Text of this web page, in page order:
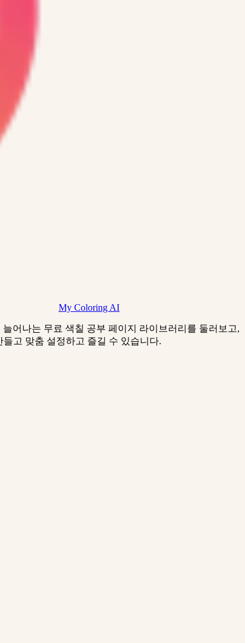
My Coloring AI
어나는 무료 색칠 공부 페이지 라이브러리를 둘러보고,
고 맞춤 설정하고 즐길 수 있습니다.